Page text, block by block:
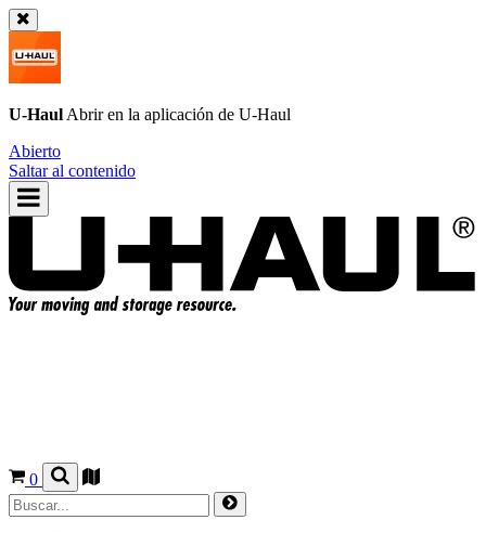
U-Haul Abrir en la aplicación de U-Haul
Abierto
Saltar al contenido
0